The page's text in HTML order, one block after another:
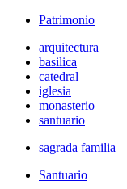
Patrimonio
arquitectura
basilica
catedral
iglesia
monasterio
santuario
sagrada familia
Santuario